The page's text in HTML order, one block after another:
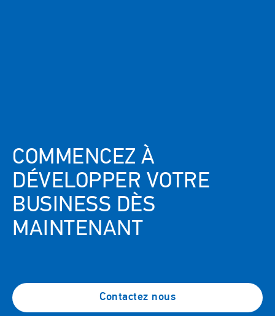
COMMENCEZ À
DÉVELOPPER VOTRE
BUSINESS DÈS
MAINTENANT
Contactez nous